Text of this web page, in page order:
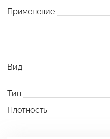
Применение
Вид
Тип
Плотность